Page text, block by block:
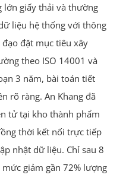
giấy thải và thường
liệu hệ thống với thông
đặt mục tiêu xây
theo ISO 14001 và
3 năm, bài toán tiết
rõ ràng. An Khang đã
tử tại kho thành phẩm
thời kết nối trực tiếp
nhật dữ liệu. Chỉ sau 8
giảm gần 72% lượng